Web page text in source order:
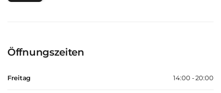
Öffnungszeiten
Freitag 14:00 - 20:00